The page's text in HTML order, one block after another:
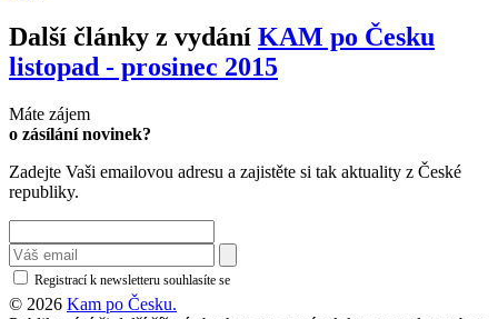
Další články z vydání KAM po Česku
listopad - prosinec 2015
Máte zájem
o zásílání novinek?
Zadejte Vaši emailovou adresu a zajistěte si tak aktuality z České
republiky.
Registrací k newsletteru souhlasíte se
© 2026 Kam po Česku.